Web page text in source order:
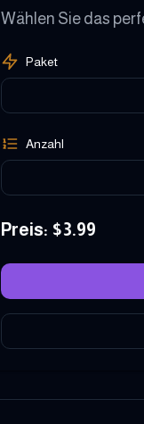
Wählen Sie das
Paket
Anzahl
Preis: $3.99